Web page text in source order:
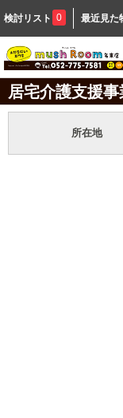
検討リスト 0 最近見た
居宅介護支援
所在地